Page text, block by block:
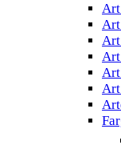
Art
Art
Art
Art